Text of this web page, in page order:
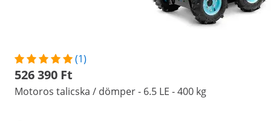
(1)
526 390 Ft
Motoros talicska / dömper - 6.5 LE - 400 kg